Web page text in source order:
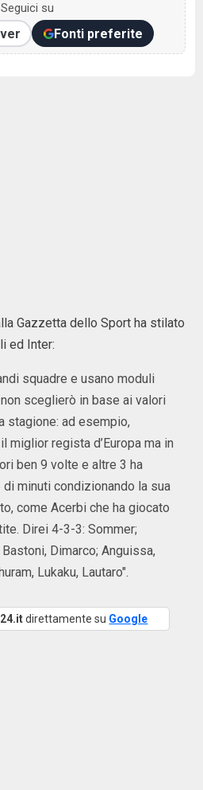
Seguici su
Fonti preferite
Gazzetta dello Sport ha stilato
ed Inter:
squadre e usano moduli
sceglierò in base ai valori
stagione: ad esempio,
miglior regista d’Europa ma in
ben 9 volte e altre 3 ha
minuti condizionando la sua
come Acerbi che ha giocato
Direi 4-3-3: Sommer;
Dimarco; Anguissa,
Lukaku, Lautaro".
direttamente su Google